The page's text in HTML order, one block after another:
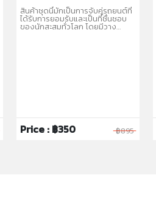
สินค้าชุดนี้มักเป็นการจับคู่รถยนต์ที่
ได้รับการยอมรับและเป็นที่ชื่นชอบ
ของนักสะสมทั่วโลก โดยมีวาง
Price : ฿350 ฿895